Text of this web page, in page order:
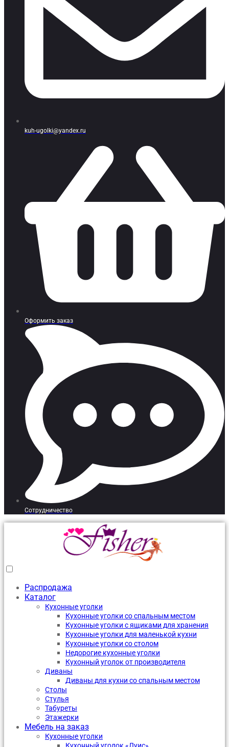
kuh-ugolki@yandex.ru
Оформить заказ
Сотрудничество
Распродажа
Каталог
Кухонные уголки
Кухонные уголки со спальным местом
Кухонные уголки с ящиками для хранения
Кухонные уголки для маленькой кухни
Кухонные уголки со столом
Недорогие кухонные уголки
Кухонный уголок от производителя
Диваны
Диваны для кухни со спальным местом
Столы
Стулья
Табуреты
Этажерки
Мебель на заказ
Кухонные уголки